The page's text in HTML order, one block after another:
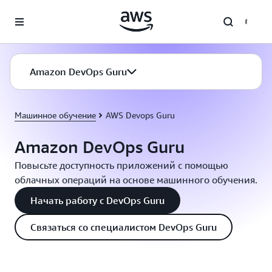
Перейти к главному контенту
Amazon DevOps Guru
Машинное обучение AWS Devops Guru
Amazon DevOps Guru
Повысьте доступность приложений с помощью
облачных операций на основе машинного обучения.
Начать работу с DevOps Guru
Связаться со специалистом DevOps Guru